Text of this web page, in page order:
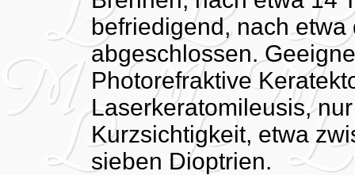
befriedigend, nach
abgeschlossen.
Photorefraktive
Laserkeratomileusis,
Kurzsichtigkeit, etwa
sieben Dioptrien.